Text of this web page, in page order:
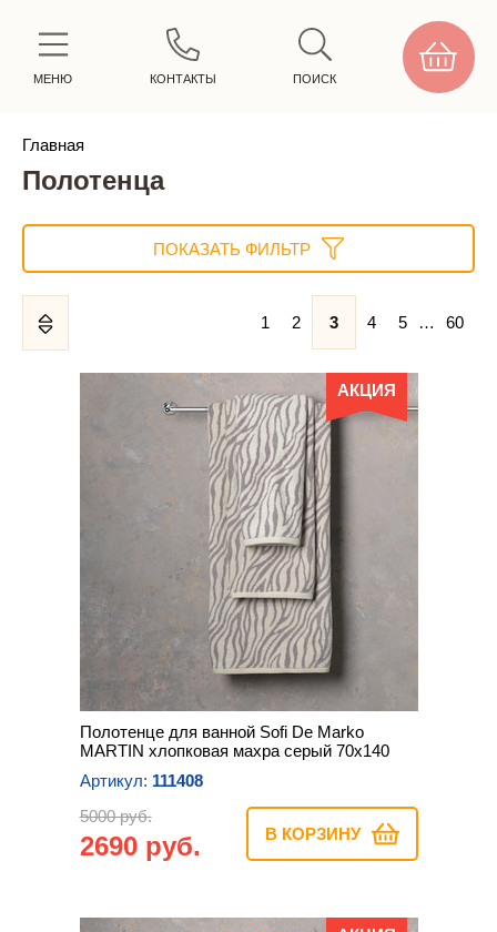
МЕНЮ КОНТАКТЫ ПОИСК
Главная
Полотенца
ПОКАЗАТЬ ФИЛЬТР
1 2 3 4 5 … 60
АКЦИЯ
Полотенце для ванной Sofi De Marko
MARTIN хлопковая махра серый 70х140
Артикул: 111408
5000 руб.
2690 руб. В КОРЗИНУ